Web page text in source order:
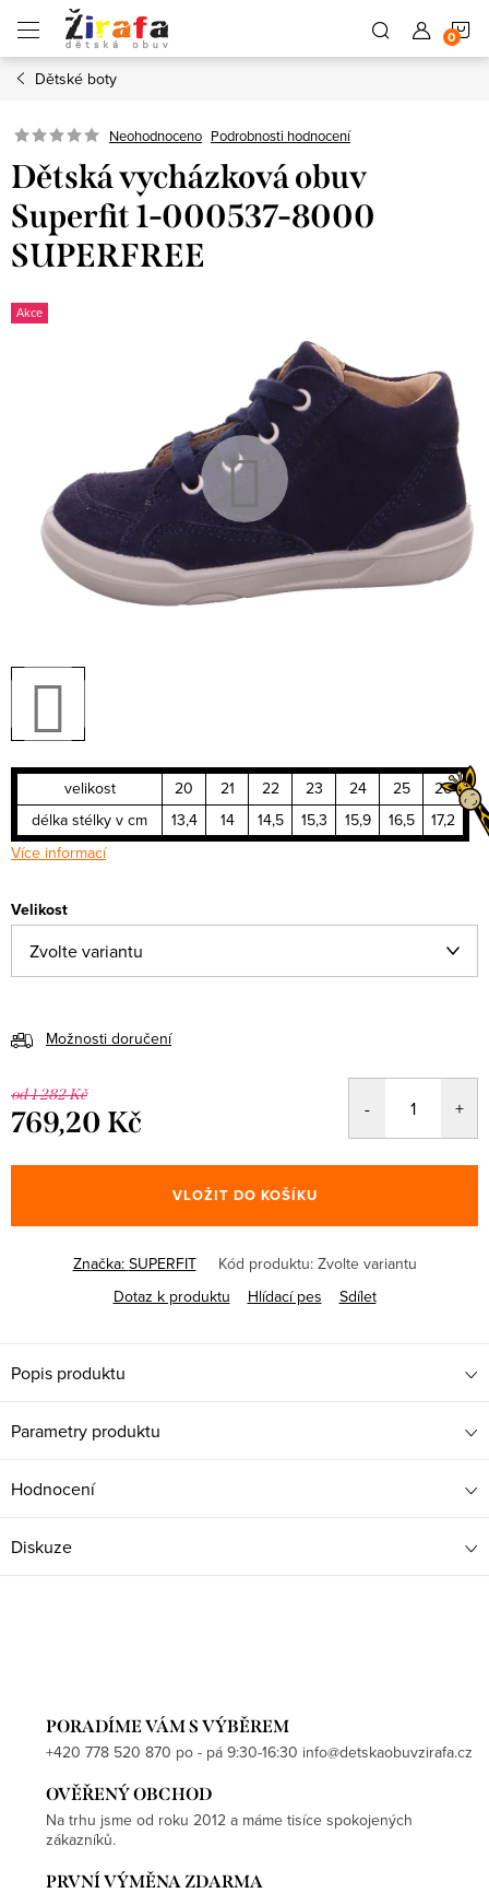
obsah
Dětské boty
Neohodnoceno Podrobnosti hodnocení
Dětská vycházková obuv
Superfit 1-000537-8000
SUPERFREE
Akce
velikost 20 21 22 23 24 25
26
délka stélky v cm
13,4 14 14,5 15,3 15,9 16,5
17,2
Více informací
Velikost
Možnosti doručení
od 1 282 Kč
769,20 Kč
cena:
VLOŽIT DO KOŠÍKU
Značka: SUPERFIT Kód produktu: Zvolte variantu
Dotaz k produktu
Hlídací pes Sdílet
Popis produktu
Parametry produktu
Hodnocení
Diskuze
PORADÍME VÁM S VÝBĚREM
+420 778 520 870 po - pá 9:30-16:30 info@detskaobuvzirafa.cz
OVĚŘENÝ OBCHOD
Na trhu jsme od roku 2012 a máme tisíce spokojených
zákazníků.
PRVNÍ VÝMĚNA ZDARMA